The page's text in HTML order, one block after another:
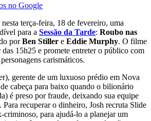
no Google
nesta terça-feira, 18 de fevereiro, uma
para a Sessão da Tarde: Roubo nas
porBen Stiller e Eddie Murphy. O filme
15h25 e promete entreter o público com
carismáticos.
gerente de um luxuoso prédio em Nova
cabeça para baixo quando o bilionário
é preso por fraude, deixando sua equipe
Para recuperar o dinheiro, Josh recruta Slide
para ajudá-lo a planejar um